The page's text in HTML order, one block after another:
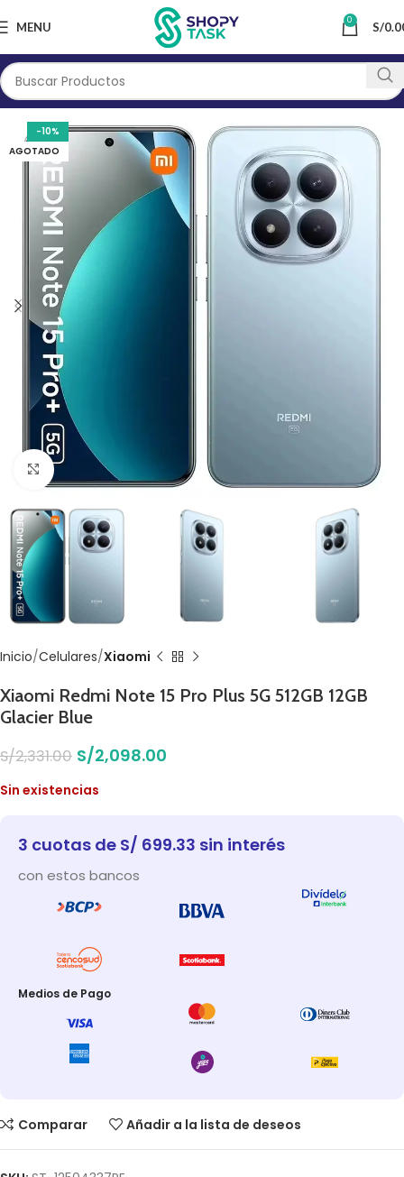
MENU 0 S/
-10%
AGOTADO
Click to enlarge
Inicio Celulares Xiaomi
Xiaomi Redmi Note 15 Pro Plus 5G 512GB 12GB
Glacier Blue
S/2,331.00 S/2,098.00
Sin existencias
3 cuotas de S/ 699.33 sin interés
con estos bancos
Medios de Pago
Comparar Añadir a la lista de deseos